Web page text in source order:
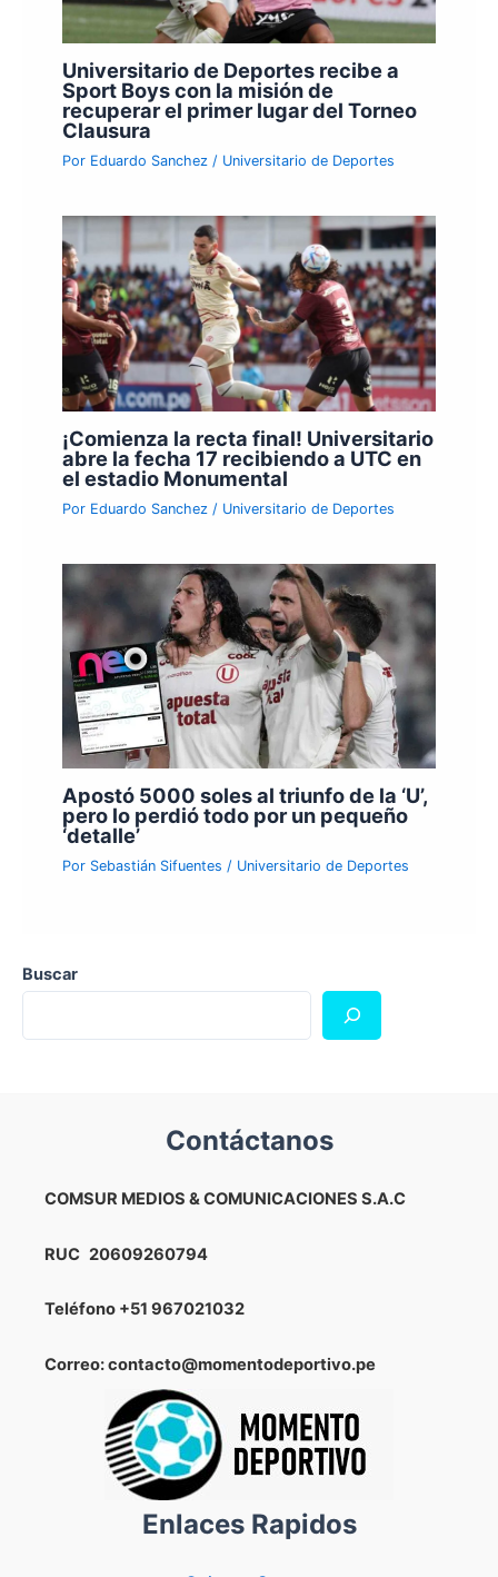
Universitario de Deportes recibe a
Sport Boys con la misión de
recuperar el primer lugar del Torneo
Clausura
Por Eduardo Sanchez / Universitario de Deportes
¡Comienza la recta final! Universitario
abre la fecha 17 recibiendo a UTC en
el estadio Monumental
Por Eduardo Sanchez / Universitario de Deportes
Apostó 5000 soles al triunfo de la ‘U’,
pero lo perdió todo por un pequeño
‘detalle’
Por Sebastián Sifuentes/ Universitario de Deportes
Buscar
Contáctanos
COMSUR MEDIOS & COMUNICACIONES S.A.C
RUC 20609260794
Teléfono +51 967021032
Correo: contacto@momentodeportivo.pe
Enlaces Rapidos